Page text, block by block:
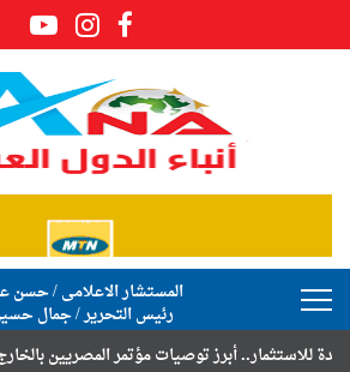
المستشار الاعلامى / حسن
رئيس التحرير / جمال
وزيرة الإسكان
مؤتمر المصريين بالخارج